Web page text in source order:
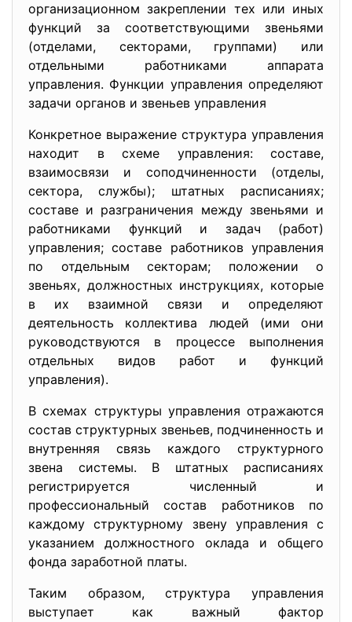
организационном закреплении тех или иных
функций за соответствующими звеньями
(отделами, секторами, группами) или
отдельными работниками аппарата
управления. Функции управления определяют
задачи органов и звеньев управления
Конкретное выражение структура управления
находит в схеме управления: составе,
взаимосвязи и соподчиненности (отделы,
сектора, службы); штатных расписаниях;
составе и разграничения между звеньями и
работниками функций и задач (работ)
управления; составе работников управления
по отдельным секторам; положении о
звеньях, должностных инструкциях, которые
в их взаимной связи и определяют
деятельность коллектива людей (ими они
руководствуются в процессе выполнения
отдельных видов работ и функций
управления).
В схемах структуры управления отражаются
состав структурных звеньев, подчиненность и
внутренняя связь каждого структурного
звена системы. В штатных расписаниях
регистрируется численный и
профессиональный состав работников по
каждому структурному звену управления с
указанием должностного оклада и общего
фонда заработной платы.
Таким образом, структура управления
выступает как важный фактор